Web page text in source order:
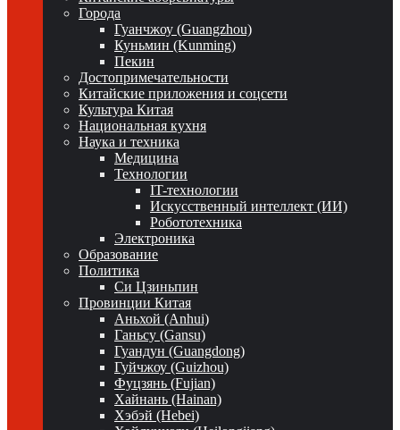
Города
Гуанчжоу (Guangzhou)
Куньмин (Kunming)
Пекин
Достопримечательности
Китайские приложения и соцсети
Культура Китая
Национальная кухня
Наука и техника
Медицина
Технологии
IT-технологии
Искусственный интеллект (ИИ)
Робототехника
Электроника
Образование
Политика
Си Цзиньпин
Провинции Китая
Аньхой (Anhui)
Ганьсу (Gansu)
Гуандун (Guangdong)
Гуйчжоу (Guizhou)
Фуцзянь (Fujian)
Хайнань (Hainan)
Хэбэй (Hebei)